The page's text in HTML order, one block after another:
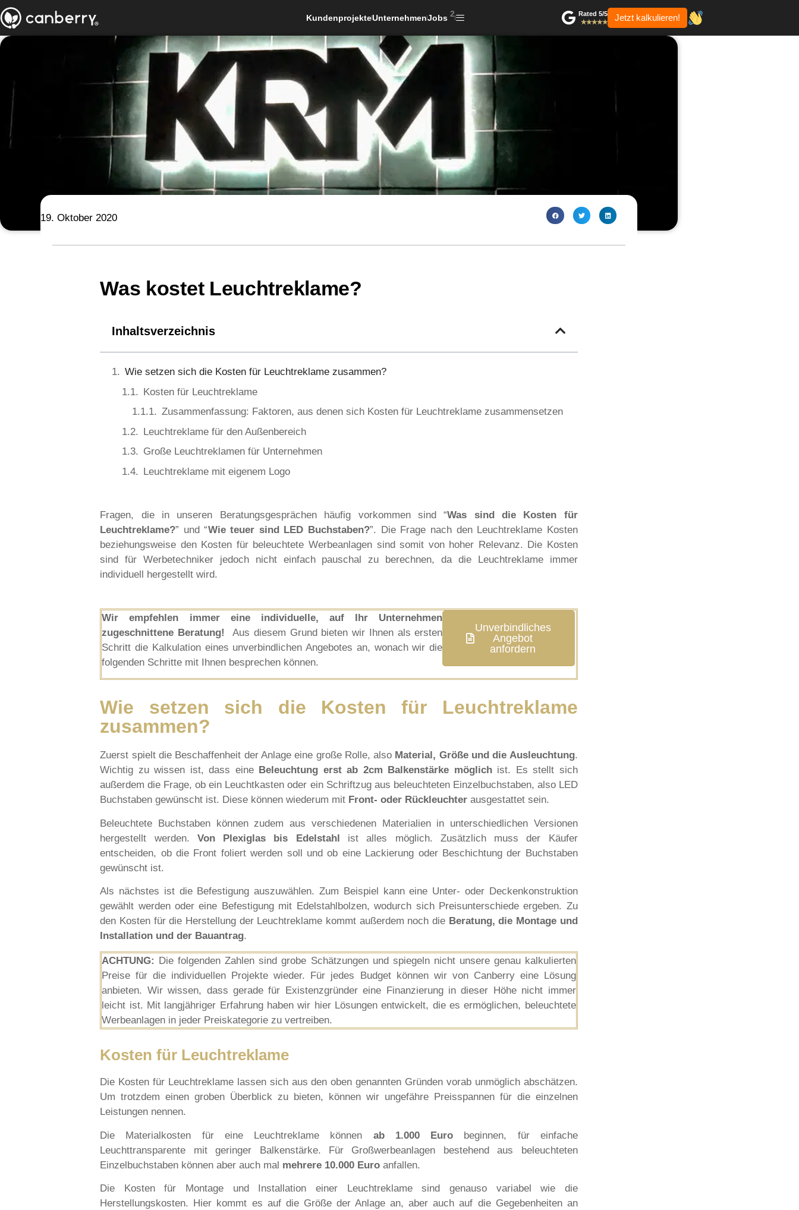
KundenprojekteUnternehmenJobs 2
Rated 5/5
✭✭✭✭✭
Jetzt kalkulieren!
19. Oktober 2020
Was kostet Leuchtreklame?
Inhaltsverzeichnis
Wie setzen sich die Kosten für Leuchtreklame zusammen?
Kosten für Leuchtreklame
Zusammenfassung: Faktoren, aus denen sich Kosten für Leuchtreklame zusammensetzen
Leuchtreklame für den Außenbereich
Große Leuchtreklamen für Unternehmen
Leuchtreklame mit eigenem Logo
Fragen, die in unseren Beratungsgesprächen häufig vorkommen sind “Was sind die Kosten für
Leuchtreklame?” und “Wie teuer sind LED Buchstaben?”. Die Frage nach den Leuchtreklame Kosten
beziehungsweise den Kosten für beleuchtete Werbeanlagen sind somit von hoher Relevanz. Die Kosten
sind für Werbetechniker jedoch nicht einfach pauschal zu berechnen, da die Leuchtreklame immer
individuell hergestellt wird.
Wir empfehlen immer eine individuelle, auf Ihr Unternehmen
zugeschnittene Beratung!Aus diesem Grund bieten wir Ihnen als ersten
Schritt die Kalkulation eines unverbindlichen Angebotes an, wonach wir die
folgenden Schritte mit Ihnen besprechen können.
Unverbindliches
Angebot
anfordern
Wie setzen sich die Kosten für Leuchtreklame
zusammen?
Zuerst spielt die Beschaffenheit der Anlage eine große Rolle, also Material, Größe und die Ausleuchtung.
Wichtig zu wissen ist, dass eine Beleuchtung erst ab 2cm Balkenstärke möglichist. Es stellt sich
außerdem die Frage, ob ein Leuchtkasten oder ein Schriftzug aus beleuchteten Einzelbuchstaben, also LED
Buchstaben gewünscht ist. Diese können wiederum mit Front- oder Rückleuchter ausgestattet sein.
Beleuchtete Buchstaben können zudem aus verschiedenen Materialien in unterschiedlichen Versionen
hergestellt werden. Von Plexiglas bis Edelstahl ist alles möglich. Zusätzlich muss der Käufer
entscheiden, ob die Front foliert werden soll und ob eine Lackierung oder Beschichtung der Buchstaben
gewünscht ist.
Als nächstes ist die Befestigung auszuwählen. Zum Beispiel kann eine Unter- oder Deckenkonstruktion
gewählt werden oder eine Befestigung mit Edelstahlbolzen, wodurch sich Preisunterschiede ergeben. Zu
den Kosten für die Herstellung der Leuchtreklame kommt außerdem noch die Beratung, die Montage und
Installation und der Bauantrag.
ACHTUNG:
Die folgenden Zahlen sind grobe Schätzungen und spiegeln nicht unsere genau kalkulierten
Preise für die individuellen Projekte wieder. Für jedes Budget können wir von Canberry eine Lösung
anbieten. Wir wissen, dass gerade für Existenzgründer eine Finanzierung in dieser Höhe nicht immer
leicht ist. Mit langjähriger Erfahrung haben wir hier Lösungen entwickelt, die es ermöglichen, beleuchtete
Werbeanlagen in jeder Preiskategorie zu vertreiben.
Kosten für Leuchtreklame
Die Kosten für Leuchtreklame lassen sich aus den oben genannten Gründen vorab unmöglich abschätzen.
Um trotzdem einen groben Überblick zu bieten, können wir ungefähre Preisspannen für die einzelnen
Leistungen nennen.
Die Materialkosten für eine Leuchtreklame können ab 1.000 Euro beginnen, für einfache
Leuchttransparente mit geringer Balkenstärke. Für Großwerbeanlagen bestehend aus beleuchteten
Einzelbuchstaben können aber auch mal mehrere 10.000 Euro anfallen.
Die Kosten für Montage und Installation einer Leuchtreklame sind genauso variabel wie die
Herstellungskosten. Hier kommt es auf die Größe der Anlage an, aber auch auf die Gegebenheiten an